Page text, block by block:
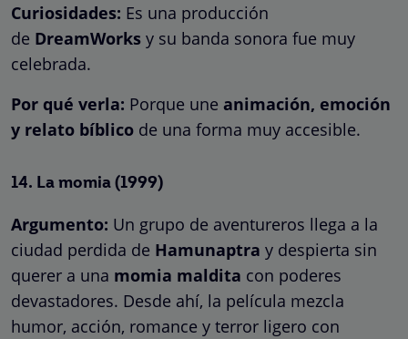
Curiosidades: Es una producción
de DreamWorks y su banda sonora fue muy
celebrada.
Por qué verla: Porque une animación, emoción
y relato bíblico de una forma muy accesible.
14. La momia (1999)
Argumento: Un grupo de aventureros llega a la
ciudad perdida de Hamunaptra y despierta sin
querer a una momia maldita con poderes
devastadores. Desde ahí, la película mezcla
humor, acción, romance y terror ligero con